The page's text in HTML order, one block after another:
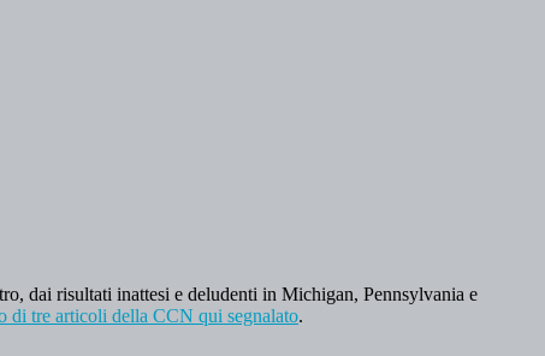
dai risultati inattesi e deludenti in Michigan, Pennsylvania e
di tre articoli della CCN qui segnalato.